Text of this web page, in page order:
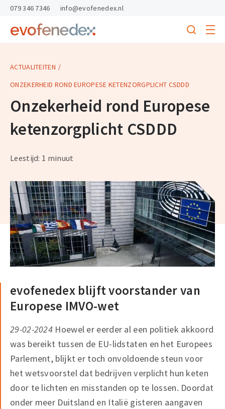
skipToContent
skipToFooter
Return
homepage
Search
menu
079 346 7346 info@evofenedex.nl
ACTUALITEITEN
ONZEKERHEID ROND EUROPESE KETENZORGPLICHT CSDDD
Onzekerheid rond Europese
ketenzorgplicht CSDDD
Leestijd: 1 minuut
evofenedex blijft voorstander van
Europese IMVO-wet
29-02-2024 Hoewel er eerder al een politiek akkoord
was bereikt tussen de EU-lidstaten en het Europees
Parlement, blijkt er toch onvoldoende steun voor
het wetsvoorstel dat bedrijven verplicht hun keten
door te lichten en misstanden op te lossen. Doordat
onder meer Duitsland en Italië gisteren aangaven